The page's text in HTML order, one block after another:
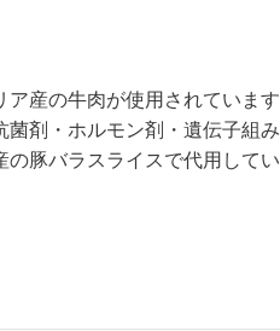
ア産の牛肉が使用されています
菌剤・ホルモン剤・遺伝子組み
の豚バラスライスで代用してい